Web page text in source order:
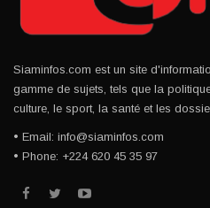
Siaminfos.com est un site
gamme de sujets, tels que la
culture, le sport, la santé et les
• Email: info@siaminfos.com
• Phone: +224 620 45 35 97